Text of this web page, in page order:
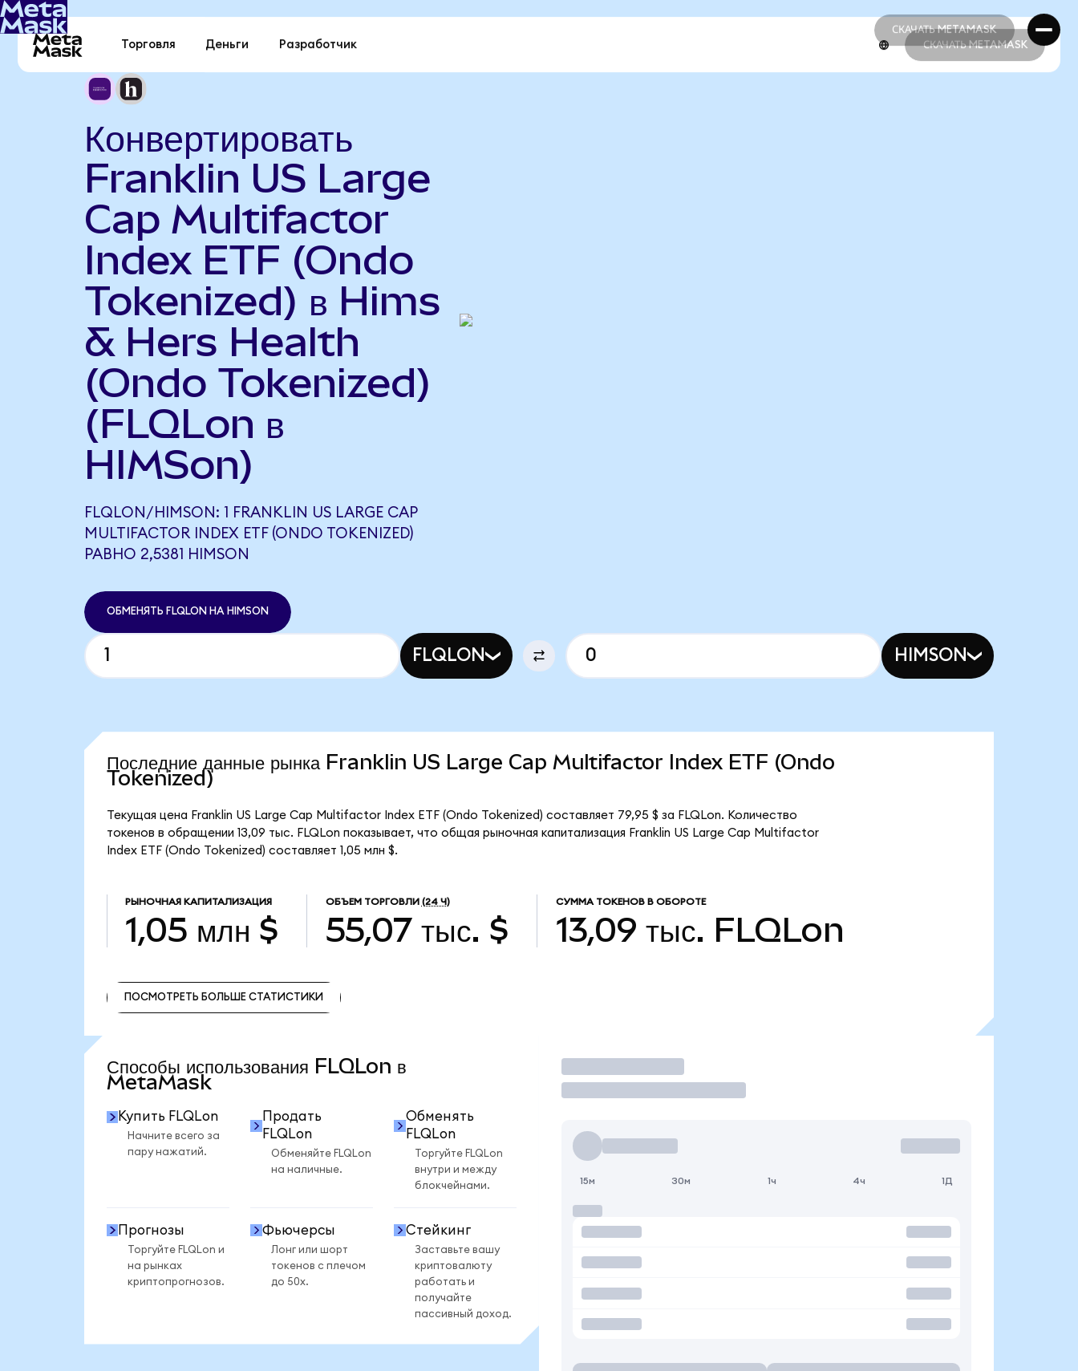
СКАЧАТЬ METAMASK
СКАЧАТЬ METAMASK
Торговля Деньги Разработчик СКАЧАТЬ METAMASK
Конвертировать
Franklin US Large
Cap Multifactor
Index ETF (Ondo
Tokenized) в Hims
& Hers Health
(Ondo Tokenized)
(FLQLon в
HIMSon)
FLQLON/HIMSON: 1 FRANKLIN US LARGE CAP
MULTIFACTOR INDEX ETF (ONDO TOKENIZED)
РАВНО 2,5381 HIMSON
ОБМЕНЯТЬ FLQLON НА HIMSON
FLQLON HIMSON
Последние данные рынка Franklin US Large Cap Multifactor Index ETF (Ondo
Tokenized)
Текущая цена Franklin US Large Cap Multifactor Index ETF (Ondo Tokenized) составляет 79,95 $ за FLQLon. Количество
токенов в обращении 13,09 тыс. FLQLon показывает, что общая рыночная капитализация Franklin US Large Cap Multifactor
Index ETF (Ondo Tokenized) составляет 1,05 млн $.
РЫНОЧНАЯ КАПИТАЛИЗАЦИЯ
1,05 млн $
ОБЪЕМ ТОРГОВЛИ (24 Ч)
55,07 тыс. $
СУММА ТОКЕНОВ В ОБОРОТЕ
13,09 тыс. FLQLon
ПОСМОТРЕТЬ БОЛЬШЕ СТАТИСТИКИ
Способы использования FLQLon в
MetaMask
Купить FLQLon
Начните всего за
пару нажатий.
Продать
FLQLon
Обменяйте FLQLon
на наличные.
Обменять
FLQLon
Торгуйте FLQLon
внутри и между
блокчейнами.
Прогнозы
Торгуйте FLQLon и
на рынках
криптопрогнозов.
Фьючерсы
Лонг или шорт
токенов с плечом
до 50x.
Стейкинг
Заставьте вашу
криптовалюту
работать и
получайте
пассивный доход.
Торговать
15м 30м 1ч 4ч 1Д